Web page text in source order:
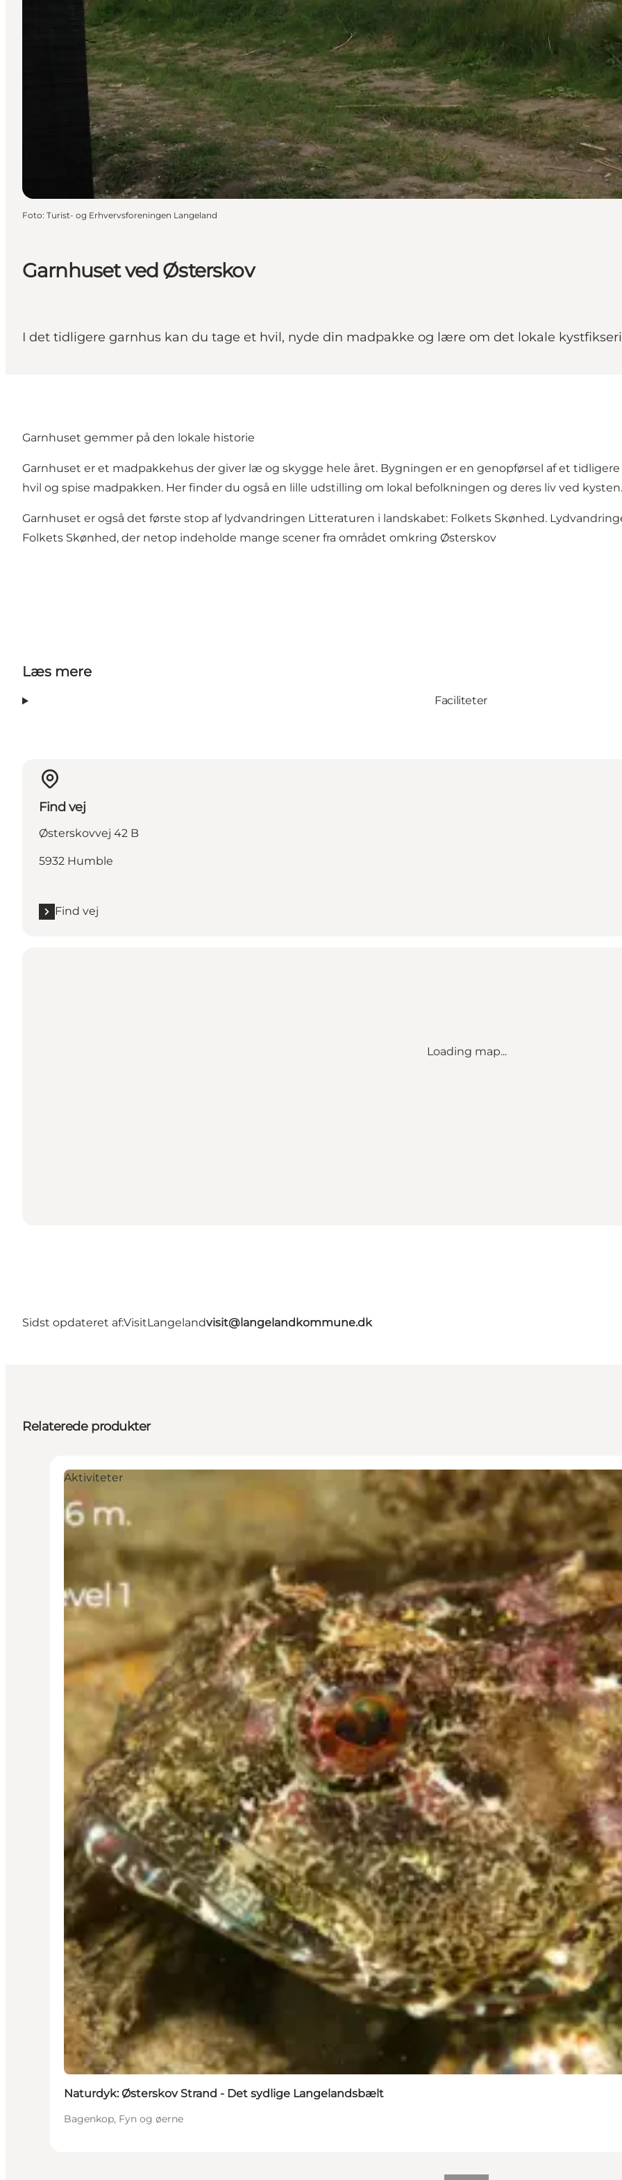
Garnhuset ved Østerskov
I det tidligere garnhus kan du tage et hvil, nyde din madpakke og lære om det lokale kystfikseri
Foto: Turist- og Erhvervsforeningen Langeland
Garnhuset gemmer på den lokale historie
Garnhuset er et madpakkehus der giver læ og skygge hele året. Bygningen er en genopførsel af et
hvil og spise madpakken. Her finder du også en lille udstilling om lokal befolkningen og deres liv ved
Garnhuset er også det første stop af lydvandringen Litteraturen i landskabet: Folkets Skønhed.
Folkets Skønhed, der netop indeholde mange scener fra området omkring Østerskov
Læs mere
Faciliteter
Find vej
Østerskovvej 42 B
5932 Humble
Find vej
Loading map...
Sidst opdateret af:VisitLangelandvisit@langelandkommune.dk
Relaterede produkter
Aktiviteter
Naturdyk: Østerskov Strand - Det sydlige Langelandsbælt
Bagenkop, Fyn og øerne